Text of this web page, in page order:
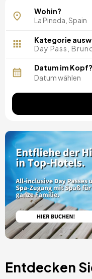
Wohin?
Kategorie
Day Pass,
Datum im Kopf?
Entdecken